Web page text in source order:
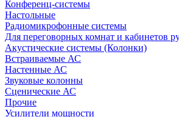
Конференц-системы
Настольные
Радиомикрофонные системы
Для переговорных комнат и кабинетов
Акустические системы (Колонки)
Встраиваемые АС
Настенные АС
Звуковые колонны
Сценические АС
Прочие
Усилители мощности